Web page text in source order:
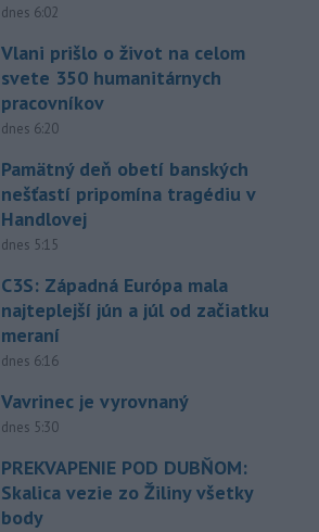
dnes 6:02
Vlani prišlo o život na celom
svete 350 humanitárnych
pracovníkov
dnes 6:20
Pamätný deň obetí banských
nešťastí pripomína tragédiu v
Handlovej
dnes 5:15
C3S: Západná Európa mala
najteplejší jún a júl od začiatku
meraní
dnes 6:16
Vavrinec je vyrovnaný
dnes 5:30
PREKVAPENIE POD DUBŇOM:
Skalica vezie zo Žiliny všetky
body